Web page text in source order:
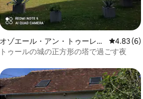
5つ星中4.38つ星の平均評価
オゾエール・アン・トゥーレー
ヌの一軒家
レビュー
4.83 (6)
トゥールの城の正方形の塔で過ごす夜